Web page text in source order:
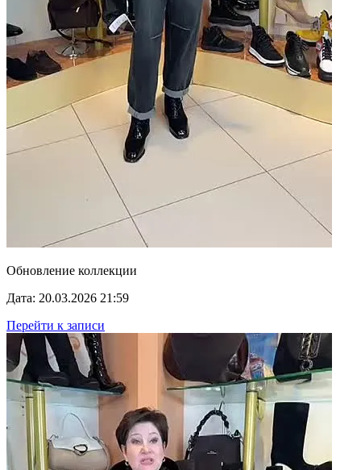
Обновление коллекции
Дата: 20.03.2026 21:59
Перейти к записи